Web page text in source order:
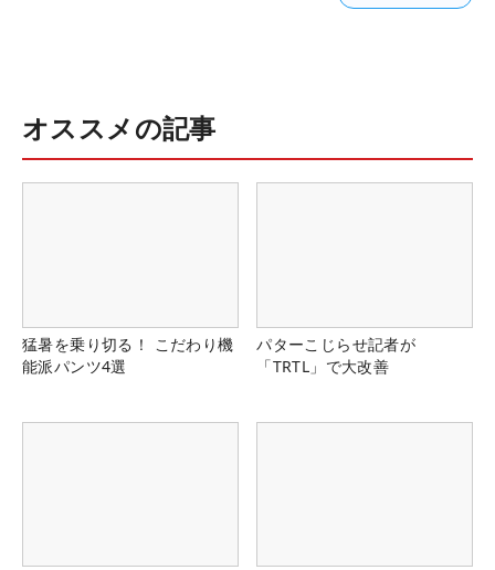
オススメの記事
猛暑を乗り切る！ こだわり機
能派パンツ4選
パターこじらせ記者が
「TRTL」で大改善